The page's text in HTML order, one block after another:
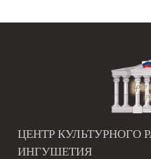
ЦЕНТР КУЛЬТУРНОГО
ИНГУШЕТИЯ